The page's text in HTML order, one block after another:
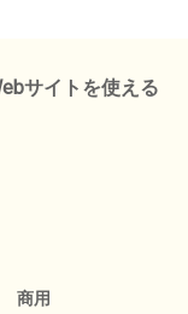
サイトを使える
商用